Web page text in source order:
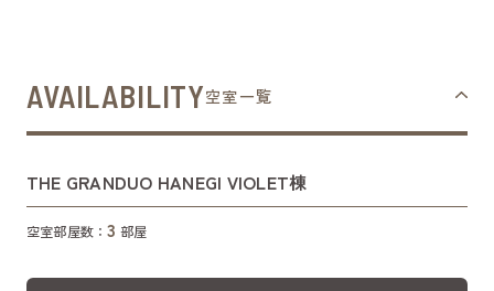
AVAILABILITY空室一覧
THE GRANDUO HANEGI VIOLET棟
空室部屋数：3 部屋